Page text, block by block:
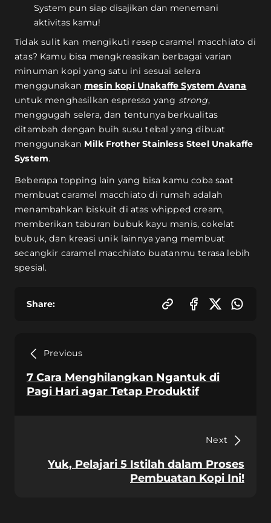
System pun siap disajikan dan menemani
aktivitas kamu!
Tidak sulit kan mengikuti resep caramel macchiato di
atas? Kamu bisa mengkreasikan berbagai varian
minuman kopi yang satu ini sesuai selera
menggunakan mesin kopi Unakaffe System Avana
untuk menghasilkan espresso yang strong,
menggugah selera, dan tentunya berkualitas
ditambah dengan buih susu tebal yang dibuat
menggunakan Milk Frother Stainless Steel Unakaffe
System.
Beberapa topping lain yang bisa kamu coba saat
membuat caramel macchiato di rumah adalah
menambahkan biskuit di atas whipped cream,
memberikan taburan bubuk kayu manis, cokelat
bubuk, dan kreasi unik lainnya yang membuat
secangkir caramel macchiato buatanmu terasa lebih
spesial.
Share:
Previous
7 Cara Menghilangkan Ngantuk di
Pagi Hari agar Tetap Produktif
Next
Yuk, Pelajari 5 Istilah dalam Proses
Pembuatan Kopi Ini!